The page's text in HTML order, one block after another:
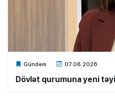
Gündəm 07.08.2026
Xalq.Online
Dövlət qurumuna yeni